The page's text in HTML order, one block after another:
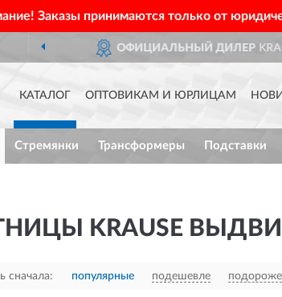
Заказы принимаются только от
В РОССИИ
КАТАЛОГ ОПТОВИКАМ И ЮРЛИЦАМ
Стремянки Трансформеры Подставки
KRAUSE
сначала: популярные подешевле подороже